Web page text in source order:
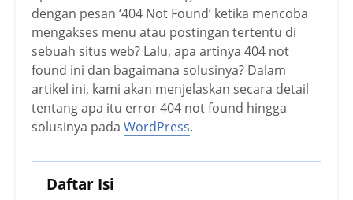
dengan pesan ‘404 Not Found’ ketika mencoba
mengakses menu atau postingan tertentu di
sebuah situs web? Lalu, apa artinya 404 not
found ini dan bagaimana solusinya? Dalam
artikel ini, kami akan menjelaskan secara detail
tentang apa itu error 404 not found hingga
solusinya pada WordPress.
Daftar Isi